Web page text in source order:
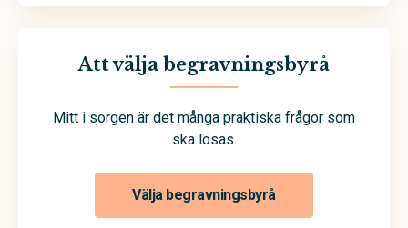
Att välja begravningsbyrå
Mitt i sorgen är det många praktiska frågor som
ska lösas.
Välja begravningsbyrå